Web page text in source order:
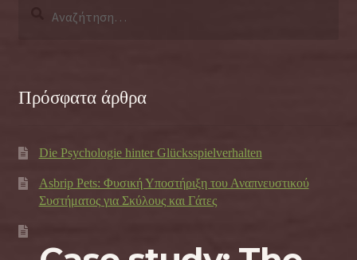
Πρόσφατα άρθρα
Die Psychologie hinter Glücksspielverhalten
Asbrip Pets: Φυσική Υποστήριξη του Αναπνευστικού
Συστήματος για Σκύλους και Γάτες